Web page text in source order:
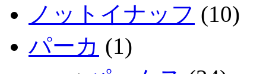
ノットイナッフ (10)
パーカ (1)